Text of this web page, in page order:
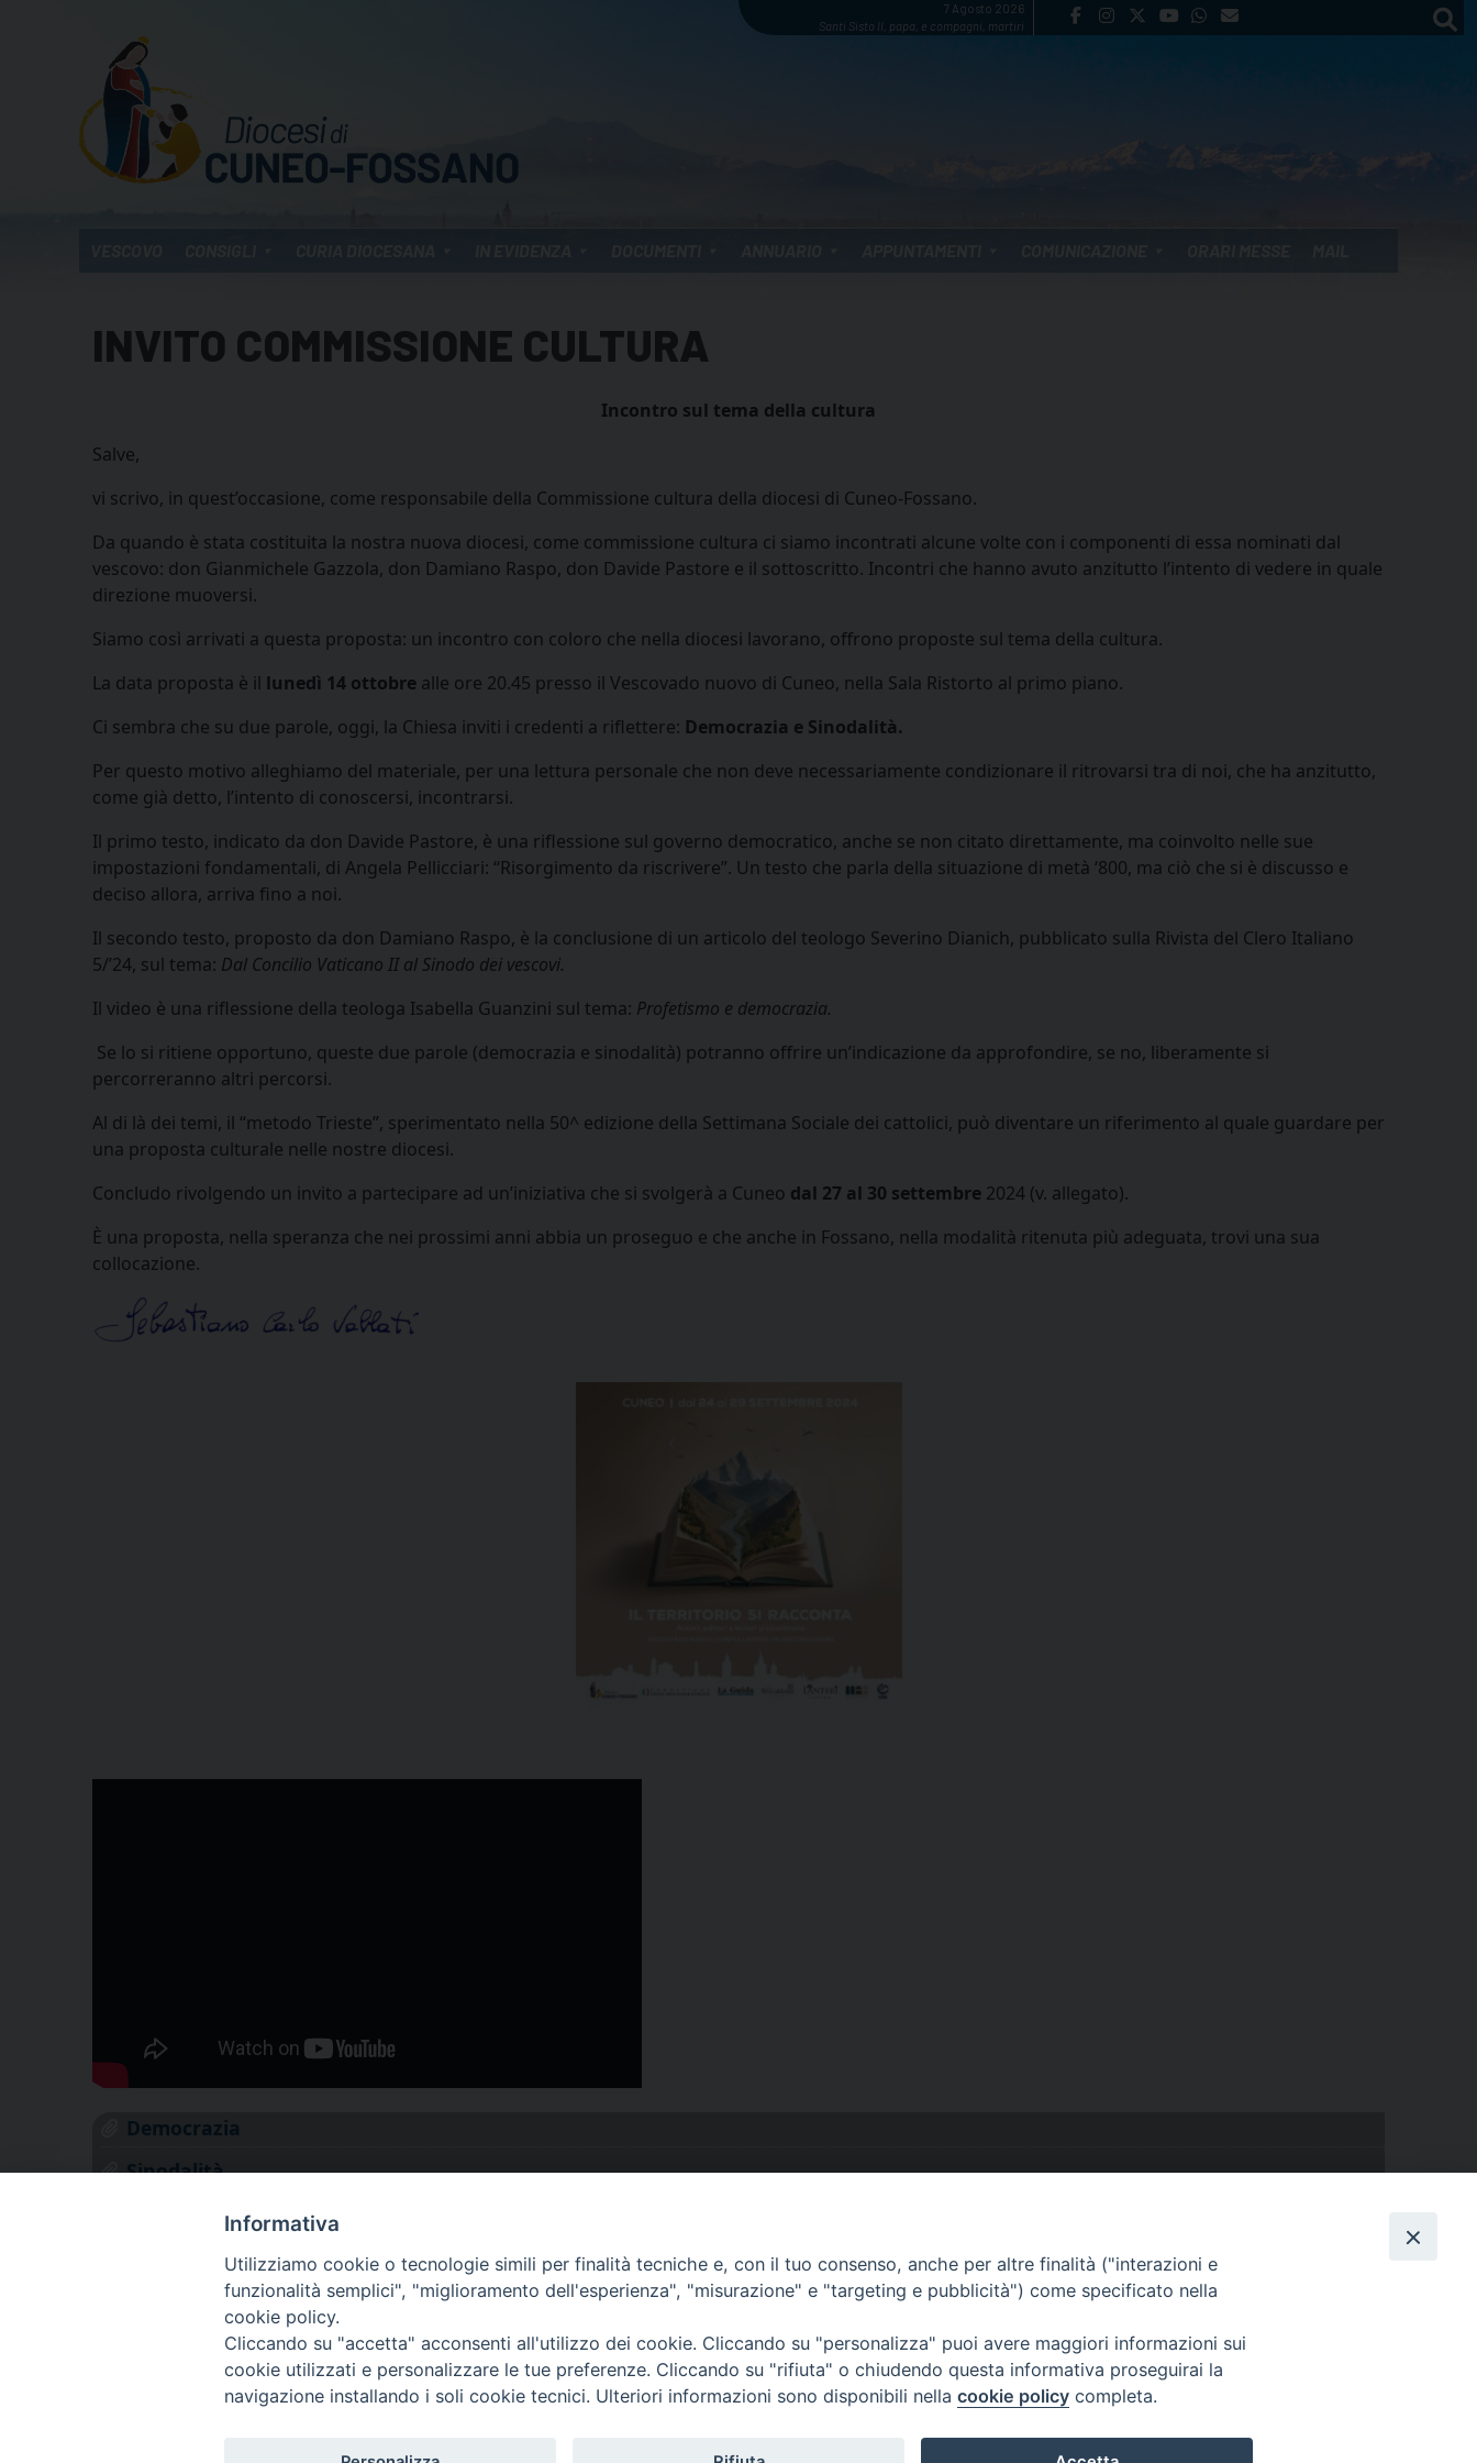
7 Agosto 2026
Santi Sisto II, papa, e compagni, martiri
INVITO COMMISSIONE CULTURA
Incontro sul tema della cultura
Salve,
vi scrivo, in quest’occasione, come responsabile della Commissione cultura della diocesi di Cuneo-Fossano.
Da quando è stata costituita la nostra nuova diocesi, come commissione cultura ci siamo incontrati alcune volte con i componenti di essa nominati dal
vescovo: don Gianmichele Gazzola, don Damiano Raspo, don Davide Pastore e il sottoscritto. Incontri che hanno avuto anzitutto l’intento di vedere in quale
direzione muoversi.
Siamo così arrivati a questa proposta: un incontro con coloro che nella diocesi lavorano, offrono proposte sul tema della cultura.
La data proposta è il lunedì 14 ottobre alle ore 20.45 presso il Vescovado nuovo di Cuneo, nella Sala Ristorto al primo piano.
Ci sembra che su due parole, oggi, la Chiesa inviti i credenti a riflettere: Democrazia e Sinodalità.
Per questo motivo alleghiamo del materiale, per una lettura personale che non deve necessariamente condizionare il ritrovarsi tra di noi, che ha anzitutto,
come già detto, l’intento di conoscersi, incontrarsi.
Il primo testo, indicato da don Davide Pastore, è una riflessione sul governo democratico, anche se non citato direttamente, ma coinvolto nelle sue
impostazioni fondamentali, di Angela Pellicciari: “Risorgimento da riscrivere”. Un testo che parla della situazione di metà ‘800, ma ciò che si è discusso e
deciso allora, arriva fino a noi.
Il secondo testo, proposto da don Damiano Raspo, è la conclusione di un articolo del teologo Severino Dianich, pubblicato sulla Rivista del Clero Italiano
5/’24, sul tema: Dal Concilio Vaticano II al Sinodo dei vescovi.
Il video è una riflessione della teologa Isabella Guanzini sul tema: Profetismo e democrazia.
Se lo si ritiene opportuno, queste due parole (democrazia e sinodalità) potranno offrire un’indicazione da approfondire, se no, liberamente si
percorreranno altri percorsi.
Al di là dei temi, il “metodo Trieste”, sperimentato nella 50^ edizione della Settimana Sociale dei cattolici, può diventare un riferimento al quale guardare per
una proposta culturale nelle nostre diocesi.
Concludo rivolgendo un invito a partecipare ad un’iniziativa che si svolgerà a Cuneo dal 27 al 30 settembre 2024 (v. allegato).
È una proposta, nella speranza che nei prossimi anni abbia un proseguo e che anche in Fossano, nella modalità ritenuta più adeguata, trovi una sua
collocazione.
Democrazia
Sinodalità
Programma Il territorio si racconta
via Amedeo Rossi, 28 - 12100 Cuneo
segreteriagenerale@diocesicuneofossano.it
Informativa
Utilizziamo cookie o tecnologie simili per finalità tecniche e, con il tuo consenso, anche per altre finalità ("interazioni e
funzionalità semplici", "miglioramento dell'esperienza", "misurazione" e "targeting e pubblicità") come specificato nella
cookie policy.
Cliccando su "accetta" acconsenti all'utilizzo dei cookie. Cliccando su "personalizza" puoi avere maggiori informazioni sui
cookie utilizzati e personalizzare le tue preferenze. Cliccando su "rifiuta" o chiudendo questa informativa proseguirai la
navigazione installando i soli cookie tecnici. Ulteriori informazioni sono disponibili nella cookie policy completa.